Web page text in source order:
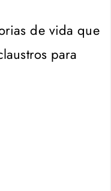
de vida que
para